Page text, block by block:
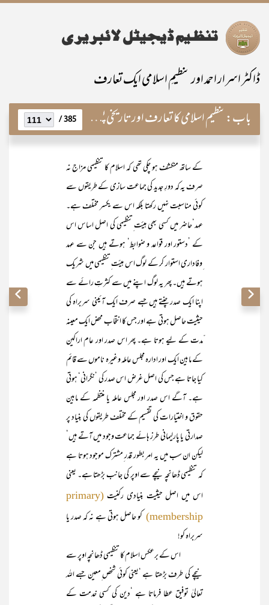
ڈاکٹر اسرار احمد اور تنظیمِ اسلامی ایک تعارف
باب:تنظیم اسلامی کا تعارف اور تاریخی پس منظر 385 /
کے ساتھ منکشف ہو چکی تھی کہ اسلام کا تنظیمی مزاج نہ
صرف یہ کہ دورِ جدید کی جماعت سازی کے طریقوں سے
کوئی مناسبت نہیں رکھتا بلکہ اس سے یکسر مختلف ہے۔
عہد‘حاضر میں کسی بھی ہیئت ِتنظیمی کی اصل اساس اس
کے ’دستور اور قواعد و ضوابط‘ ہوتے ہیں جن سے عہد
ِوفاداری استوار کر کے لوگ اس ہیئت ِتنظیمی میں شریک
ہوتے ہیں۔ پھر یہ لوگ اپنے میں سے کثرتِ رائے سے
اپنا ایک صدر چنتے ہیں جسے صرف ایک آئینی سربراہ کی
حیثیت حاصل ہوتی ہے اور جس کا انتخاب محض ایک معینہ
ّمدت کے لیے ہوتا ہے۔ پھر اس صدر اور عام اراکین
کے مابین ایک اور ادارہ مجلس عاملہ وغیرہ ناموں سے قائم
کیا جاتا ہے جس کی اصل غرض اس صدر کی ’نگرانی‘ ہوتی
ہے۔ آگے اس صدر اور مجلس عاملہ یا منتظمہ کے مابین
حقوق و اختیارات کی تقسیم کے مختلف طریقوں کی بنیاد پر
صدارتی یا پارلیمانی طرز ہائے جماعت وجود میں آتے ہیں‘
لیکن ان سب میں یہ امر بطور قدر ِمشترک موجود ہوتا ہے
کہ تنظیمی ڈھانچہ نیچے سے اوپر کی جانب بڑھتا ہے۔ یعنی
اس میں اصل حیثیت بنیادی رکنیت (primary
membership)
کو حاصل ہوتی ہے نہ کہ صدر یا
سربراہ کو!
اس کے برعکس اسلام کا تنظیمی ڈھانچہ اوپر سے
نیچے کی طرف بڑھتا ہے ‘یعنی کوئی شخص ِمعین جسے اللہ
تعالیٰ توفیق عطا فرماتا ہے ‘دین کی کسی خدمت کے